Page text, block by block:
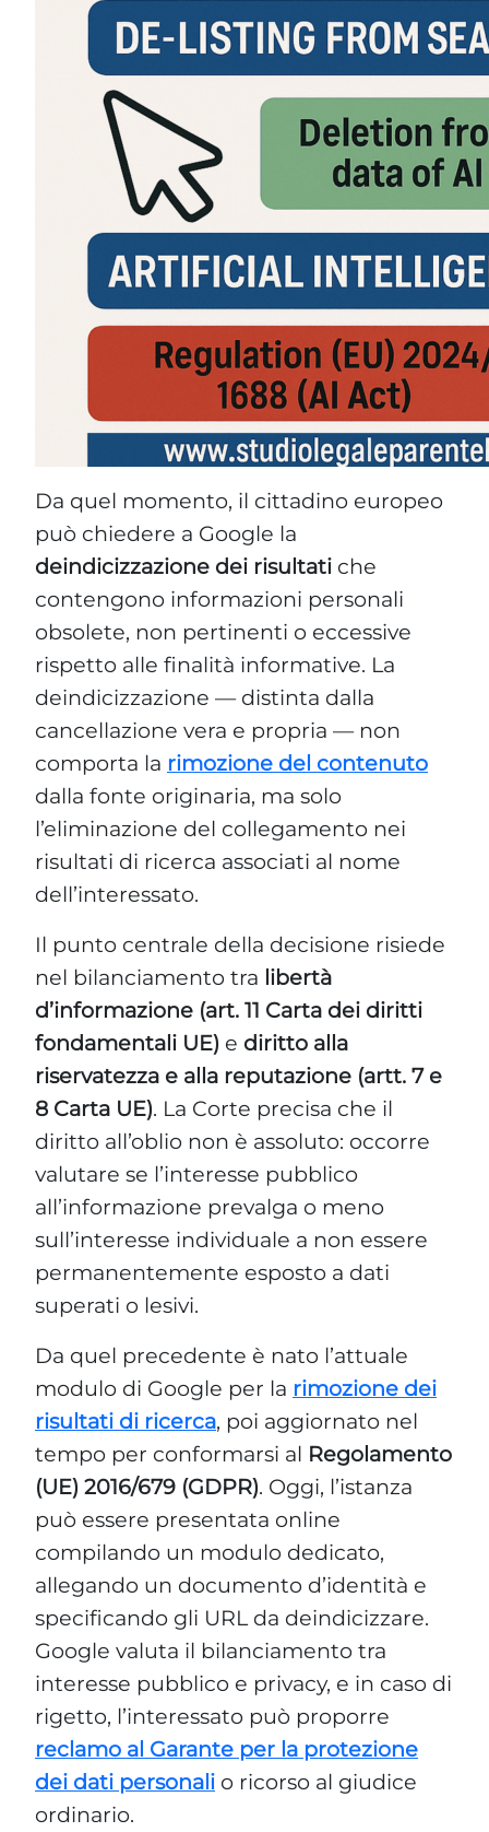
Da quel momento, il cittadino europeo
può chiedere a Google la
deindicizzazione dei risultati che
contengono informazioni personali
obsolete, non pertinenti o eccessive
rispetto alle finalità informative. La
deindicizzazione — distinta dalla
cancellazione vera e propria — non
comporta la rimozione del contenuto
dalla fonte originaria, ma solo
l’eliminazione del collegamento nei
risultati di ricerca associati al nome
dell’interessato.
Il punto centrale della decisione risiede
nel bilanciamento tra libertà
d’informazione (art. 11 Carta dei diritti
fondamentali UE) e diritto alla
riservatezza e alla reputazione (artt. 7 e
8 Carta UE). La Corte precisa che il
diritto all’oblio non è assoluto: occorre
valutare se l’interesse pubblico
all’informazione prevalga o meno
sull’interesse individuale a non essere
permanentemente esposto a dati
superati o lesivi.
Da quel precedente è nato l’attuale
modulo di Google per la rimozione dei
risultati di ricerca, poi aggiornato nel
tempo per conformarsi al Regolamento
(UE) 2016/679 (GDPR). Oggi, l’istanza
può essere presentata online
compilando un modulo dedicato,
allegando un documento d’identità e
specificando gli URL da deindicizzare.
Google valuta il bilanciamento tra
interesse pubblico e privacy, e in caso di
rigetto, l’interessato può proporre
reclamo al Garante per la protezione
dei dati personali o ricorso al giudice
ordinario.